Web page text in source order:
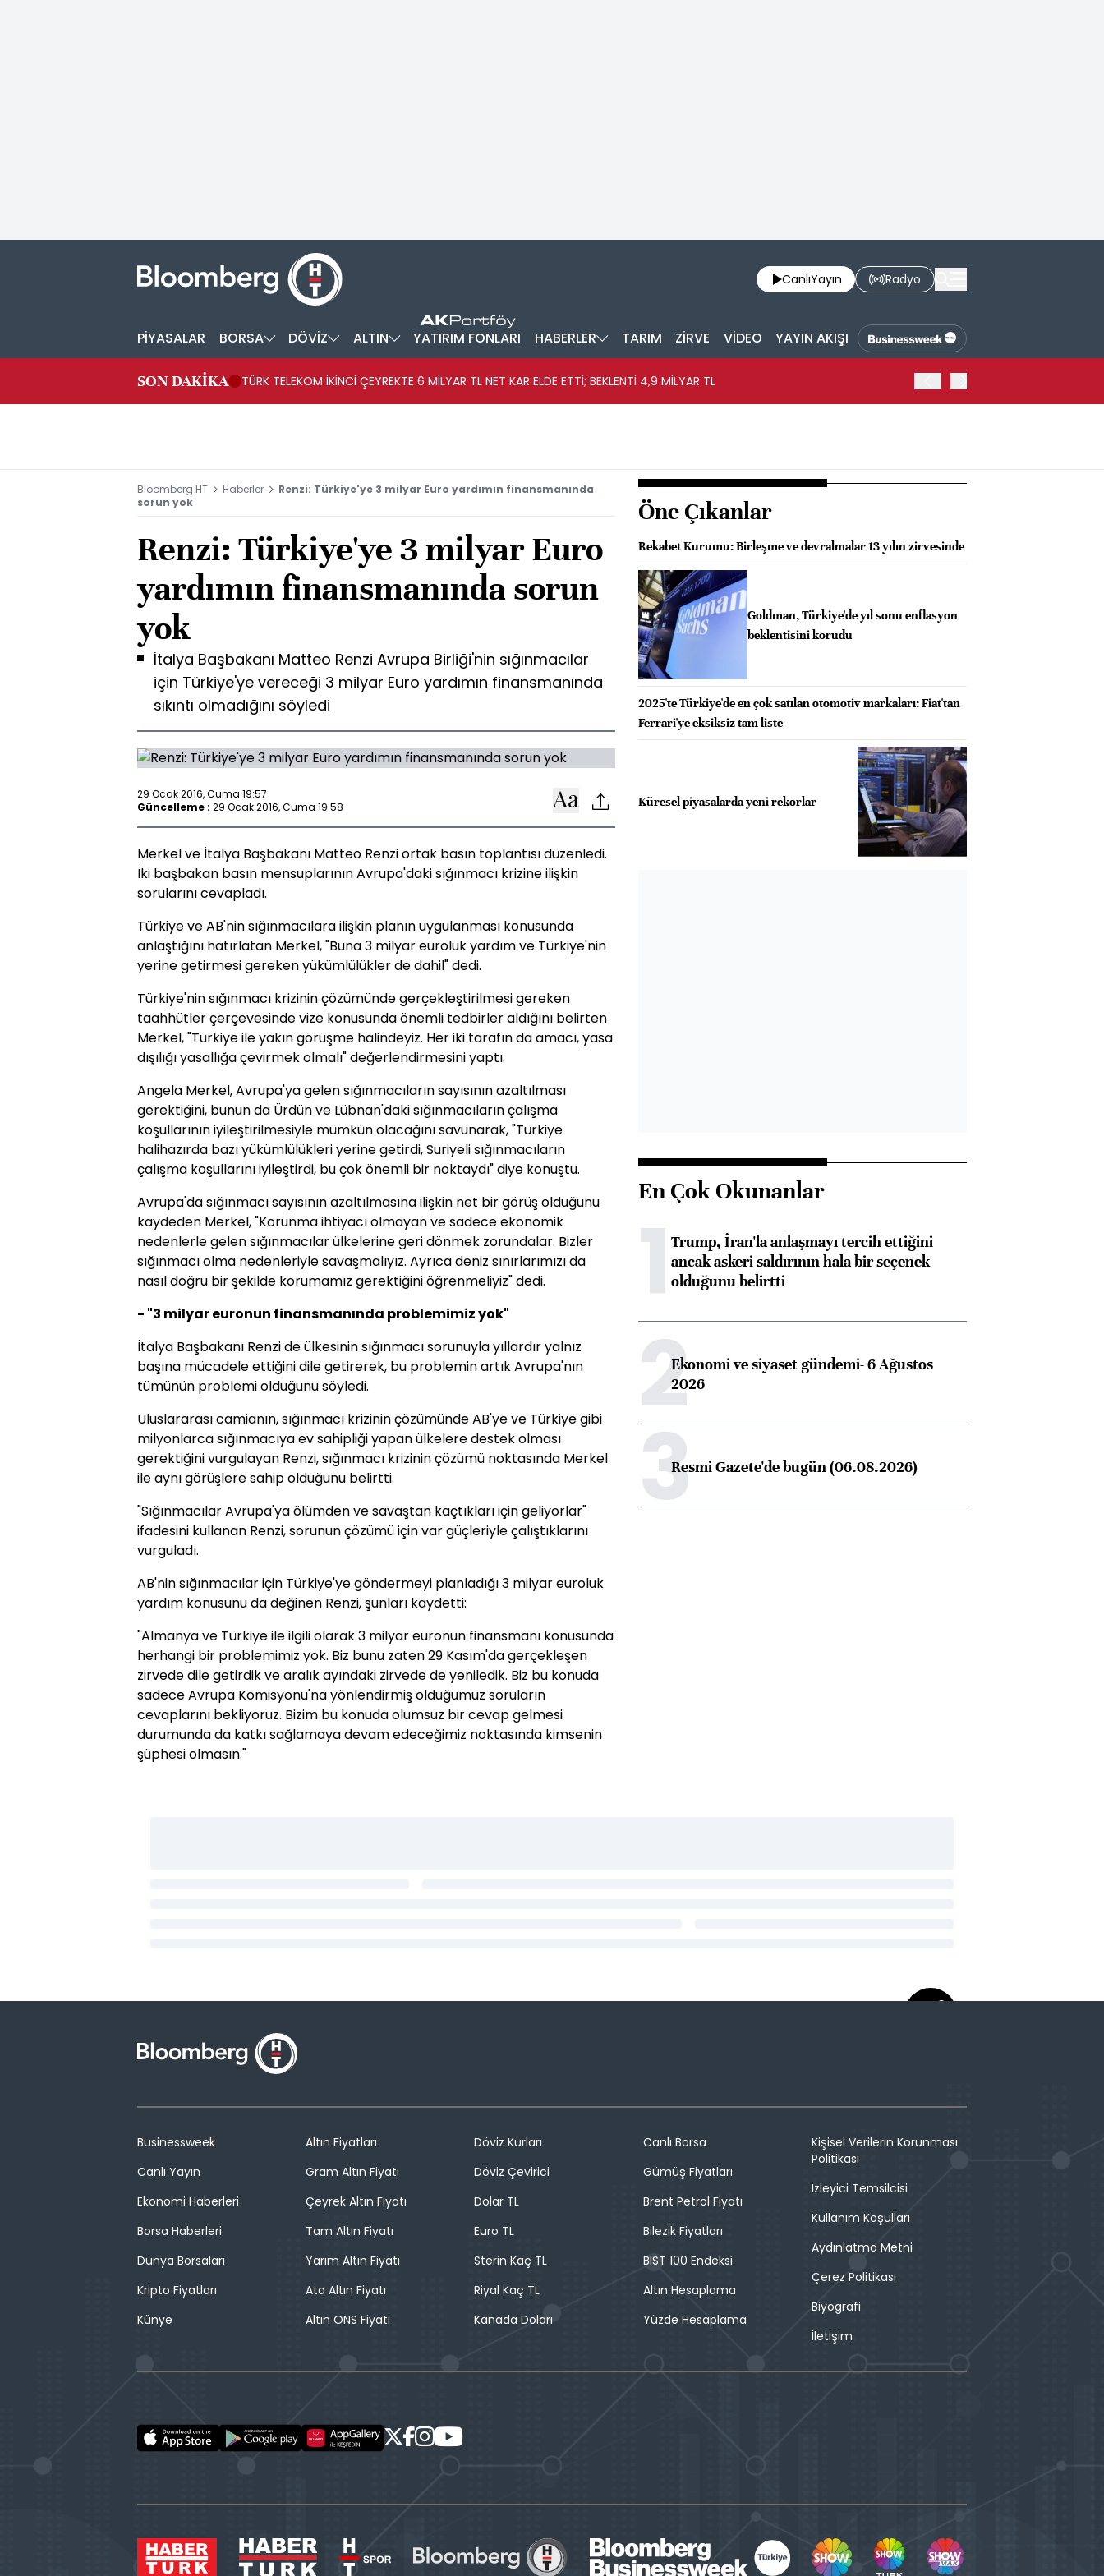
CanlıYayın Radyo
PİYASALAR BORSA DÖVİZ ALTIN YATIRIM FONLARI HABERLER TARIM ZİRVE VİDEO YAYIN AKIŞI
SON DAKİKA TÜRK TELEKOM İKİNCİ ÇEYREKTE 6 MİLYAR TL NET KAR ELDE ETTİ; BEKLENTİ 4,9 MİLYAR TL
Bloomberg HT Haberler
Renzi: Türkiye'ye 3 milyar Euro yardımın finansmanında
sorun yok
Renzi: Türkiye'ye 3 milyar Euro
yardımın finansmanında sorun
yok
İtalya Başbakanı Matteo Renzi Avrupa Birliği'nin sığınmacılar
için Türkiye'ye vereceği 3 milyar Euro yardımın finansmanında
sıkıntı olmadığını söyledi
29 Ocak 2016, Cuma 19:57
Güncelleme : 29 Ocak 2016, Cuma 19:58
Merkel ve İtalya Başbakanı Matteo Renzi ortak basın toplantısı düzenledi.
İki başbakan basın mensuplarının Avrupa'daki sığınmacı krizine ilişkin
sorularını cevapladı.
Türkiye ve AB'nin sığınmacılara ilişkin planın uygulanması konusunda
anlaştığını hatırlatan Merkel, "Buna 3 milyar euroluk yardım ve Türkiye'nin
yerine getirmesi gereken yükümlülükler de dahil" dedi.
Türkiye'nin sığınmacı krizinin çözümünde gerçekleştirilmesi gereken
taahhütler çerçevesinde vize konusunda önemli tedbirler aldığını belirten
Merkel, "Türkiye ile yakın görüşme halindeyiz. Her iki tarafın da amacı, yasa
dışılığı yasallığa çevirmek olmalı" değerlendirmesini yaptı.
Angela Merkel, Avrupa'ya gelen sığınmacıların sayısının azaltılması
gerektiğini, bunun da Ürdün ve Lübnan'daki sığınmacıların çalışma
koşullarının iyileştirilmesiyle mümkün olacağını savunarak, "Türkiye
halihazırda bazı yükümlülükleri yerine getirdi, Suriyeli sığınmacıların
çalışma koşullarını iyileştirdi, bu çok önemli bir noktaydı" diye konuştu.
Avrupa'da sığınmacı sayısının azaltılmasına ilişkin net bir görüş olduğunu
kaydeden Merkel, "Korunma ihtiyacı olmayan ve sadece ekonomik
nedenlerle gelen sığınmacılar ülkelerine geri dönmek zorundalar. Bizler
sığınmacı olma nedenleriyle savaşmalıyız. Ayrıca deniz sınırlarımızı da
nasıl doğru bir şekilde korumamız gerektiğini öğrenmeliyiz" dedi.
- "3 milyar euronun finansmanında problemimiz yok"
İtalya Başbakanı Renzi de ülkesinin sığınmacı sorunuyla yıllardır yalnız
başına mücadele ettiğini dile getirerek, bu problemin artık Avrupa'nın
tümünün problemi olduğunu söyledi.
Uluslararası camianın, sığınmacı krizinin çözümünde AB'ye ve Türkiye gibi
milyonlarca sığınmacıya ev sahipliği yapan ülkelere destek olması
gerektiğini vurgulayan Renzi, sığınmacı krizinin çözümü noktasında Merkel
ile aynı görüşlere sahip olduğunu belirtti.
"Sığınmacılar Avrupa'ya ölümden ve savaştan kaçtıkları için geliyorlar"
ifadesini kullanan Renzi, sorunun çözümü için var güçleriyle çalıştıklarını
vurguladı.
AB'nin sığınmacılar için Türkiye'ye göndermeyi planladığı 3 milyar euroluk
yardım konusunu da değinen Renzi, şunları kaydetti:
"Almanya ve Türkiye ile ilgili olarak 3 milyar euronun finansmanı konusunda
herhangi bir problemimiz yok. Biz bunu zaten 29 Kasım'da gerçekleşen
zirvede dile getirdik ve aralık ayındaki zirvede de yeniledik. Biz bu konuda
sadece Avrupa Komisyonu'na yönlendirmiş olduğumuz soruların
cevaplarını bekliyoruz. Bizim bu konuda olumsuz bir cevap gelmesi
durumunda da katkı sağlamaya devam edeceğimiz noktasında kimsenin
şüphesi olmasın."
Öne Çıkanlar
Rekabet Kurumu: Birleşme ve devralmalar 13 yılın zirvesinde
Goldman, Türkiye'de yıl sonu enflasyon
beklentisini korudu
2025'te Türkiye'de en çok satılan otomotiv markaları: Fiat'tan
Ferrari'ye eksiksiz tam liste
Küresel piyasalarda yeni rekorlar
En Çok Okunanlar
1Trump, İran'la anlaşmayı tercih ettiğini
ancak askeri saldırının hala bir seçenek
olduğunu belirtti
2Ekonomi ve siyaset gündemi- 6 Ağustos
2026
3Resmi Gazete'de bugün (06.08.2026)
Businessweek
Canlı Yayın
Ekonomi Haberleri
Borsa Haberleri
Dünya Borsaları
Kripto Fiyatları
Künye
Altın Fiyatları
Gram Altın Fiyatı
Çeyrek Altın Fiyatı
Tam Altın Fiyatı
Yarım Altın Fiyatı
Ata Altın Fiyatı
Altın ONS Fiyatı
Döviz Kurları
Döviz Çevirici
Dolar TL
Euro TL
Sterin Kaç TL
Riyal Kaç TL
Kanada Doları
Canlı Borsa
Gümüş Fiyatları
Brent Petrol Fiyatı
Bilezik Fiyatları
BIST 100 Endeksi
Altın Hesaplama
Yüzde Hesaplama
Kişisel Verilerin Korunması
Politikası
İzleyici Temsilcisi
Kullanım Koşulları
Aydınlatma Metni
Çerez Politikası
Biyografi
İletişim